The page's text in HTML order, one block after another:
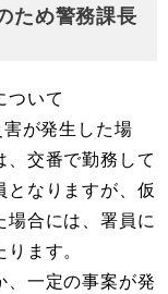
ため警務課長
ついて
が発生した場
交番で勤務して
となりますが、仮
場合には、署員に
ます。
、一定の事案が発